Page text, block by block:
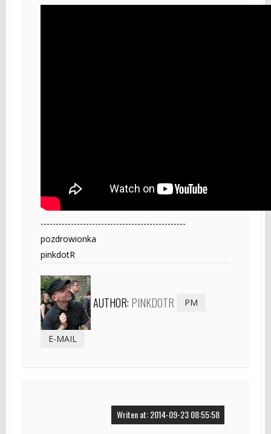
------------------------------------------------
pozdrowionka
pinkdotR
AUTHOR: PINKDOTR PM
E-MAIL
Writen at: 2014-09-23 08:55:58